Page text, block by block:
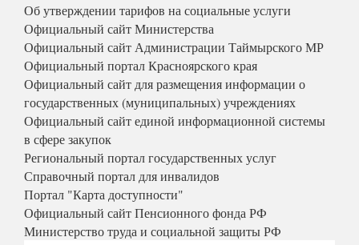
Об утверждении тарифов на социальные услуги
Официальный сайт Министерства
Официальный сайт Администрации Таймырского МР
Официальный портал Красноярского края
Официальный сайт для размещения информации о
государственных (муниципальных) учреждениях
Официальный сайт единой информационной системы
в сфере закупок
Региональный портал государственных услуг
Справочный портал для инвалидов
Портал "Карта доступности"
Официальный сайт Пенсионного фонда РФ
Министерство труда и социальной защиты РФ